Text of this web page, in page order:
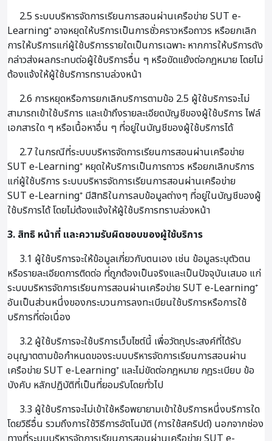
2.5 ระบบบริหารจัดการเรียนการสอนผ่านเครือข่าย SUT e-
Learning⁺ อาจหยุดให้บริการเป็นการชั่วคราวหรือถาวร หรือยกเลิก
การให้บริการแก่ผู้ใช้บริการรายใดเป็นการเฉพาะ หากการให้บริการดัง
กล่าวส่งผลกระทบต่อผู้ใช้บริการอื่น ๆ หรือขัดแย้งต่อกฎหมาย โดยไม่
ต้องแจ้งให้ผู้ใช้บริการทราบล่วงหน้า
2.6 การหยุดหรือการยกเลิกบริการตามข้อ 2.5 ผู้ใช้บริการจะไม่
สามารถเข้าใช้บริการ และเข้าถึงรายละเอียดบัญชีของผู้ใช้บริการ ไฟล์
เอกสารใด ๆ หรือเนื้อหาอื่น ๆ ที่อยู่ในบัญชีของผู้ใช้บริการได้
2.7 ในกรณีที่ระบบบริหารจัดการเรียนการสอนผ่านเครือข่าย
SUT e-Learning⁺ หยุดให้บริการเป็นการถาวร หรือยกเลิกบริการ
แก่ผู้ใช้บริการ ระบบบริหารจัดการเรียนการสอนผ่านเครือข่าย
SUT e-Learning⁺ มีสิทธิในการลบข้อมูลต่างๆ ที่อยู่ในบัญชีของผู้
ใช้บริการได้ โดยไม่ต้องแจ้งให้ผู้ใช้บริการทราบล่วงหน้า
3. สิทธิ หน้าที่ และความรับผิดชอบของผู้ใช้บริการ
3.1 ผู้ใช้บริการจะให้ข้อมูลเกี่ยวกับตนเอง เช่น ข้อมูลระบุตัวตน
หรือรายละเอียดการติดต่อ ที่ถูกต้องเป็นจริงและเป็นปัจจุบันเสมอ แก่
ระบบบริหารจัดการเรียนการสอนผ่านเครือข่าย SUT e-Learning⁺
อันเป็นส่วนหนึ่งของกระบวนการลงทะเบียนใช้บริการหรือการใช้
บริการที่ต่อเนื่อง
3.2 ผู้ใช้บริการจะใช้บริการเว็บไซต์นี้ เพื่อวัตถุประสงค์ที่ได้รับ
อนุญาตตามข้อกำหนดของระบบบริหารจัดการเรียนการสอนผ่าน
เครือข่าย SUT e-Learning⁺ และไม่ขัดต่อกฎหมาย กฎระเบียบ ข้อ
บังคับ หลักปฏิบัติที่เป็นที่ยอมรับโดยทั่วไป
3.3 ผู้ใช้บริการจะไม่เข้าใช้หรือพยายามเข้าใช้บริการหนึ่งบริการใด
โดยวิธีอื่น รวมถึงการใช้วิธีการอัตโนมัติ (การใช้สคริปต์) นอกจากช่อง